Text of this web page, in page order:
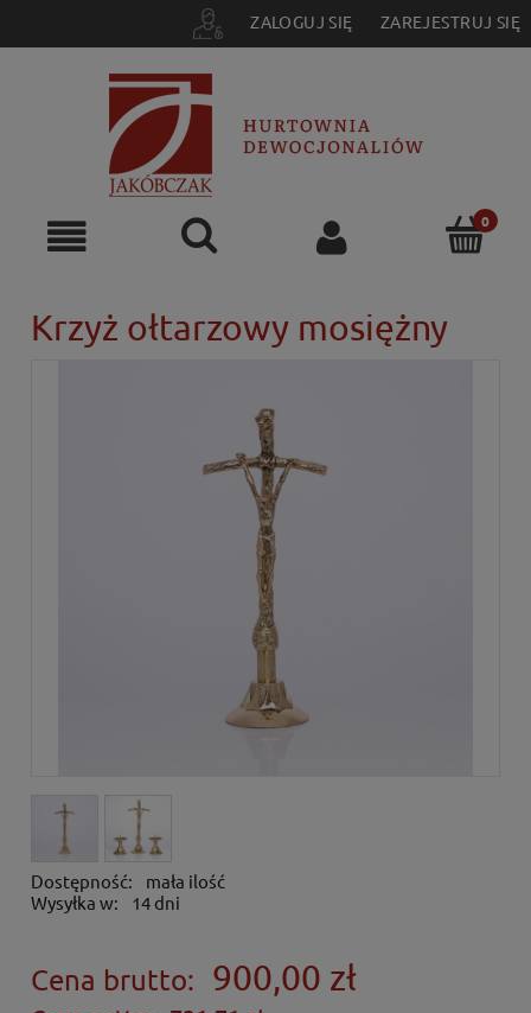
ZALOGUJ SIĘ ZAREJESTRUJ SIĘ
Krzyż ołtarzowy mosiężny
Dostępność:
mała ilość
Wysyłka w:
14 dni
Cena brutto: 900,00 zł